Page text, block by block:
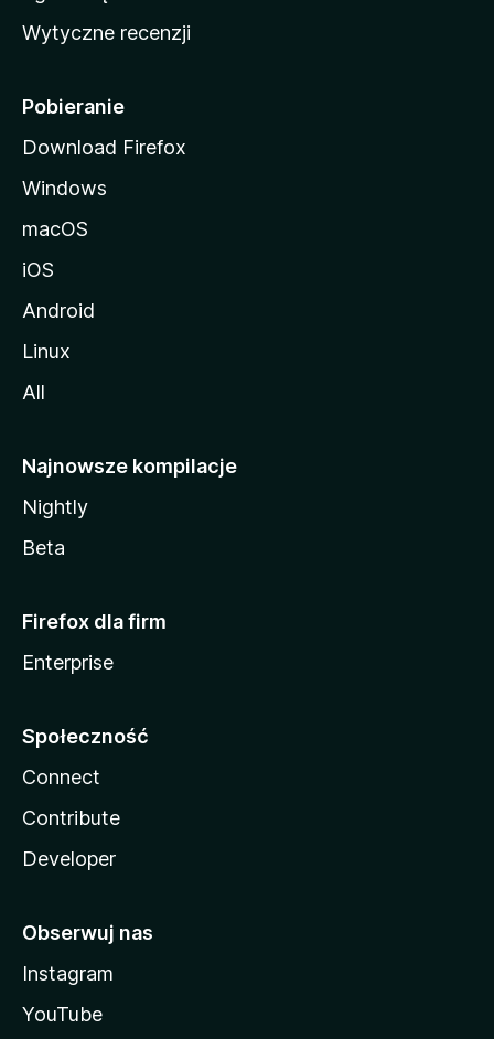
l
i
Wytyczne recenzji
Pobieranie
Download Firefox
Windows
macOS
iOS
Android
Linux
All
Najnowsze kompilacje
Nightly
Beta
Firefox dla firm
Enterprise
Społeczność
Connect
Contribute
Developer
Obserwuj nas
Instagram
YouTube